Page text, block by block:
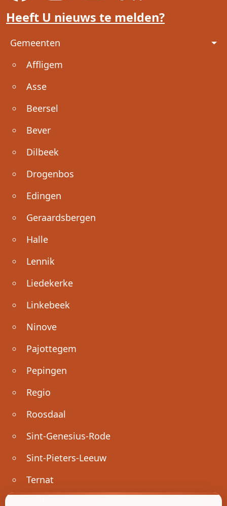
Heeft U nieuws te melden?
Voet
Gemeenten
Affligem
Asse
Beersel
Bever
Dilbeek
Drogenbos
Edingen
Geraardsbergen
Halle
Lennik
Liedekerke
Linkebeek
Ninove
Pajottegem
Pepingen
Regio
Roosdaal
Sint-Genesius-Rode
Sint-Pieters-Leeuw
Ternat